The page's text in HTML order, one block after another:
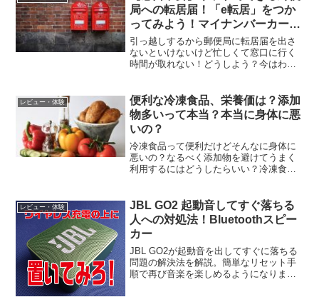
にも使わない…。でも捨てる...
局への転居届！「e転居」をつか
ってみよう！マイナンバーカード
が便利！
引っ越しするから郵便局に転居届を出さ
ないといけないけど忙しくて窓口に行く
時間が取れない！どうしよう？今はわざ
げるわ！これなら郵便局の営業外の時間
でも大丈夫だからお仕事終...
レビュー・体験
便利な冷凍食品、栄養価は？添加
物多いって本当？本当に身体に悪
いの？
冷凍食品って便利だけどそんなに身体に
悪いの？なるべく添加物を避けてうまく
利用するにはどうしたらいい？冷凍食品
からこそ添加物が心配…だけどそんなに
避ける必要があるのかしら...
レビュー・体験
JBL GO2 起動音してすぐ落ちる
人への対処法！Bluetoothスピー
カー
JBL GO2が起動音を出してすぐに落ちる
問題の解決法を解説。簡単なリセット手
順で再び音楽を楽しめるようになりま